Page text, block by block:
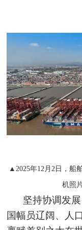
▲2025年12月2日，船
机照
坚持协调发
国幅员辽阔、人